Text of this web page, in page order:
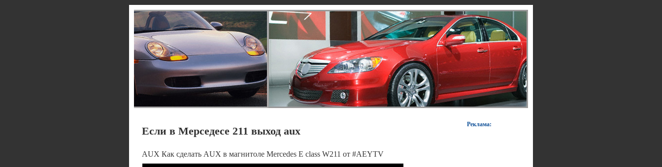
Если в Мерседесе 211 выход aux
AUX Как сделать AUX в магнитоле Mercedes E class W211 от #AEYTV
Реклама: